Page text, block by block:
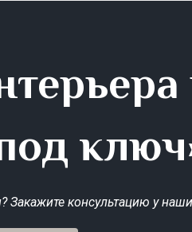
Закажите консультацию у